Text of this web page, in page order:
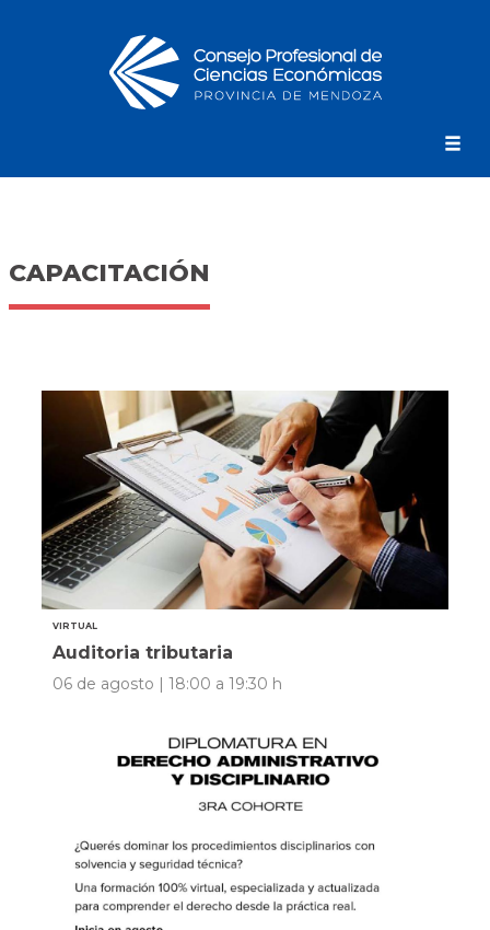
CAPACITACIÓN
VIRTUAL
Auditoria tributaria
06 de agosto | 18:00 a 19:30 h